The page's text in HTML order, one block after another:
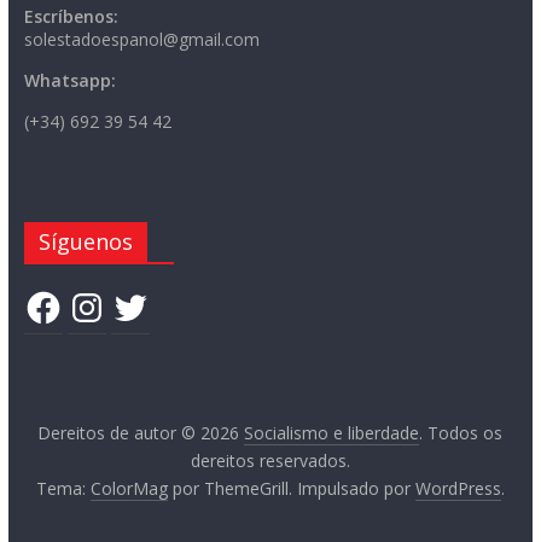
Escríbenos:
solestadoespanol@gmail.com
Whatsapp:
(+34) 692 39 54 42
Síguenos
FacebookInstagram
Twitter
Dereitos de autor © 2026 Socialismo e liberdade. Todos os
dereitos reservados.
Tema: ColorMagpor ThemeGrill. Impulsado por WordPress.